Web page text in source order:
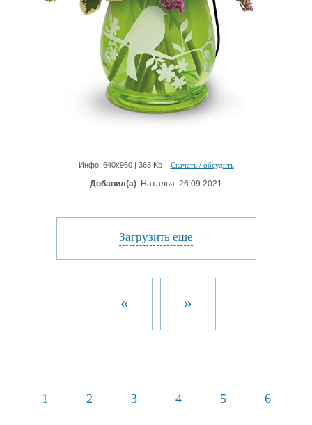
Инфо: 640х960 | 363 Kb Скачать / обсудить
Добавил(а): Наталья. 26.09.2021
Загрузить еще
« »
1 2 3 4 5 6